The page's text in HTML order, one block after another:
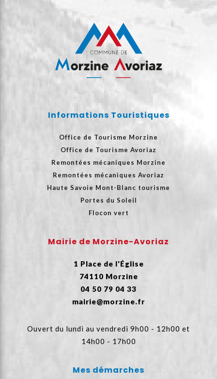
Informations Touristiques
Office de Tourisme Morzine
Office de Tourisme Avoriaz
Remontées mécaniques Morzine
Remontées mécaniques Avoriaz
Haute Savoie Mont-Blanc tourisme
Portes du Soleil
Flocon vert
Mairie de Morzine-Avoriaz
1 Place de l'Église
74110 Morzine
04 50 79 04 33
mairie@morzine.fr
Ouvert du lundi au vendredi 9h00 - 12h00 et
14h00 - 17h00
Mes démarches